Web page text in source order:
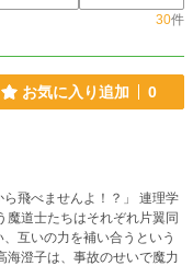
30件
お気に入り追加 0
べませんよ！？」 連理学
魔道士たちはそれぞれ片翼同
互いの力を補い合うという